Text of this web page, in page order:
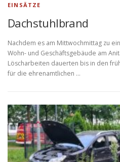
EINSÄTZE
Dachstuhlbrand
Nachdem es am Mittwochmittag zu
Wohn- und Geschäftsgebäude am
Löscharbeiten dauerten bis in den
für die ehrenamtlichen …